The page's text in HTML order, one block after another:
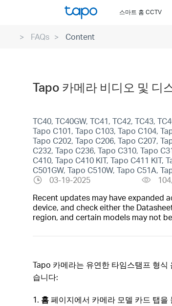
스마트 홈 CCTV
FAQs Content
Tapo 카메라 비디오 및 디
TC40, TC40GW, TC41, TC42, TC43,
Tapo C101, Tapo C103, Tapo C104,
Tapo C202, Tapo C206, Tapo C207,
C232, Tapo C236, Tapo C310, Tapo
C410, Tapo C410 KIT, Tapo C411 KIT,
C501GW, Tapo C510W, Tapo C51A,
03-19-2025
Recent updates may have expanded
device, and check either the
region, and certain models may not
Tapo 카메라는 유연한 타임스탬프 형
습니다:
1. 홈페이지에서 카메라 모델 카드 탭